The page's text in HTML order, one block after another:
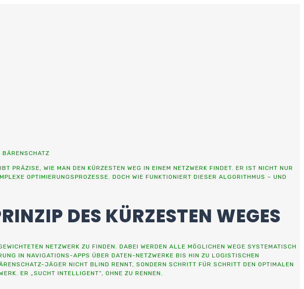
PRÄZISE, WIE MAN DEN KÜRZESTEN WEG IN EINEM NETZWERK FINDET. ER IST NICHT NUR
OPTIMIERUNGSPROZESSE. DOCH WIE FUNKTIONIERT DIESER ALGORITHMUS – UND
DES KÜRZESTEN WEGES
NETZWERK ZU FINDEN. DABEI WERDEN ALLE MÖGLICHEN WEGE SYSTEMATISCH
IN NAVIGATIONS-APPS ÜBER DATEN-NETZWERKE BIS HIN ZU LOGISTISCHEN
JÄGER NICHT BLIND RENNT, SONDERN SCHRITT FÜR SCHRITT DEN OPTIMALEN
ER „SUCHT INTELLIGENT“, OHNE ZU RENNEN.